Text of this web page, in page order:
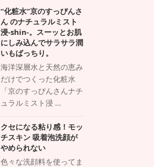
“化粧水”京のすっぴんさ
ん のナチュラルミスト
浸-shin-。スーッとお肌
にしみ込んでサラサラ潤
いもばっちり。
海洋深層水と天然の恵み
だけでつくった化粧水
「京のすっぴんさんナチ
ュラルミスト浸 ...
クセになる粘り感！モッ
チスキン 吸着泡洗顔が
やめられない
色々な洗顔料を使ってま